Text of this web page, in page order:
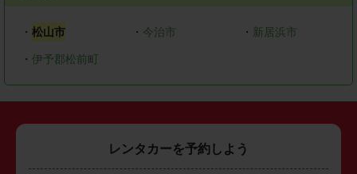
・ 松山市 ・ 今治市 ・ 新居浜市
・ 伊予郡松前町
レンタカーを予約しよう